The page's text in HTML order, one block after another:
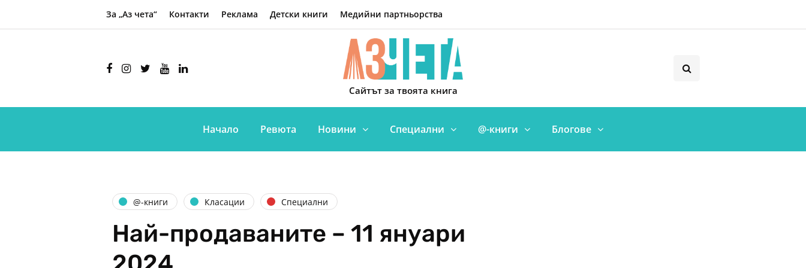
За „Аз чета“ Контакти Реклама Детски книги Медийни партньорства
Сайтът за твоята книга
Начало Ревюта Новини Специални @-книги Блогове
@-книги Класации Специални
Най-продаваните – 11 януари